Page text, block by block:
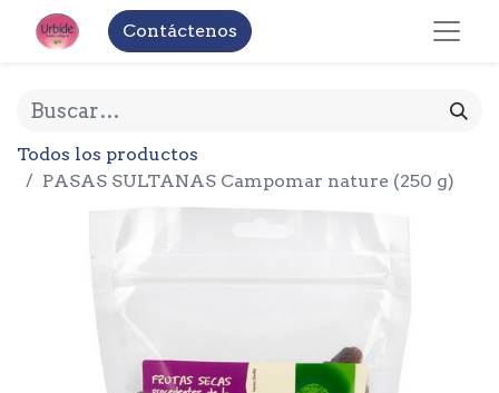
Contáctenos
Todos los productos
PASAS SULTANAS Campomar nature (250 g)